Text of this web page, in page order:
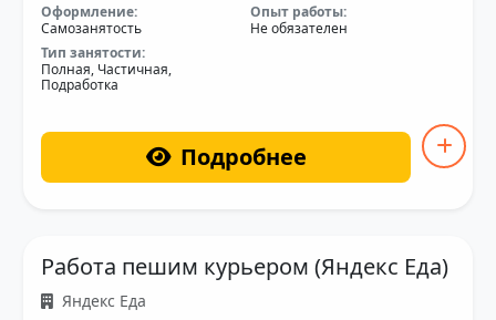
Оформление:
Самозанятость
Опыт работы:
Не обязателен
Тип занятости:
Полная, Частичная,
Подработка
Подробнее
Работа пешим курьером (Яндекс Еда)
Яндекс Еда